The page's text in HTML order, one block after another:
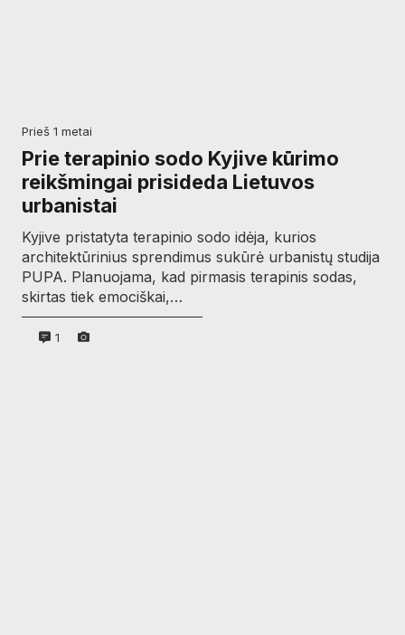
prieš 1 metai
Prie terapinio sodo Kyjive kūrimo
reikšmingai prisideda Lietuvos
urbanistai
Kyjive pristatyta terapinio sodo idėja, kurios
architektūrinius sprendimus sukūrė urbanistų studija
PUPA. Planuojama, kad pirmasis terapinis sodas,
skirtas tiek emociškai,…
1